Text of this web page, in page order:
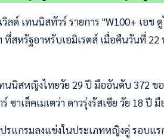
ด์ เทนนิสทัวร์ รายการ "W100+ เอช ดู
ที่สหรัฐอาหรับเอมิเรตส์ เมื่อคืนวันที่
นนิสหญิงไทยวัย 29 ปี มืออันดับ 372 ข
าเล็คเมเตว่า ดาวรุ่งรัสเซีย วัย 18 ปี
ปรแกรมลงแข่งในประเภทหญิงคู่ รอบ